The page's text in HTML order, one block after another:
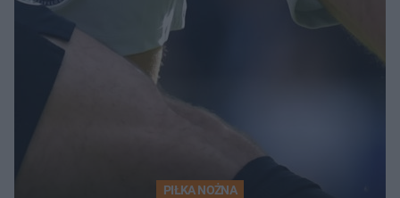
PIŁKA NOŻNA